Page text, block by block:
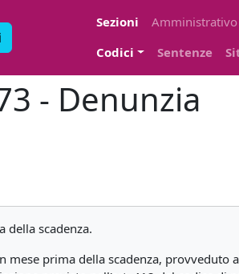
Sezioni
Amministrativo
Codici
Sentenze
- Denunzia
della scadenza.
prima della scadenza,